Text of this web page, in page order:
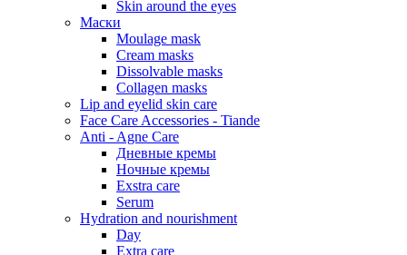
Skin around the eyes
Маски
Moulage mask
Cream masks
Dissolvable masks
Collagen masks
Lip and eyelid skin care
Face Care Accessories - Tiande
Anti - Agne Care
Дневные кремы
Ночные кремы
Exstra care
Serum
Hydration and nourishment
Day
Extra care